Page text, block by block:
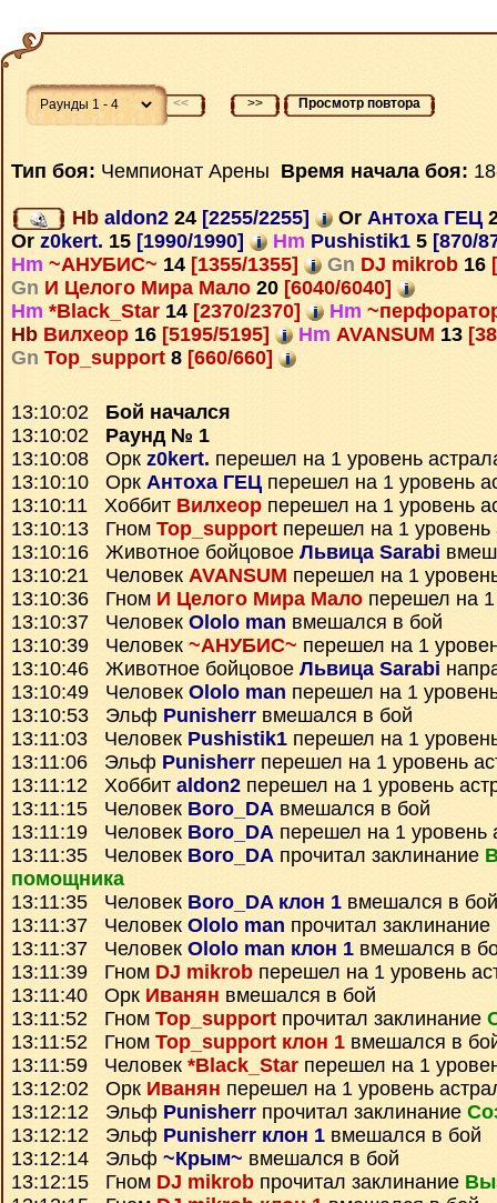
<< >> Просмотр повтора
Тип боя: Чемпионат Арены Время начала боя:
Hb aldon2 24 [2255/2255] Or Антоха ГЕЦ
Or z0kert. 15 [1990/1990] Hm Pushistik1 5 [870/
Hm ~АНУБИС~ 14 [1355/1355] Gn DJ mikrob 16
Gn И Целого Мира Мало 20 [6040/6040]
Hm *Black_Star 14 [2370/2370] Hm
Hb Вилхеор 16 [5195/5195] Hm AVANSUM 13
Gn Top_support 8 [660/660]
13:10:02 Бой начался
13:10:02 Раунд № 1
13:10:08 Орк z0kert. перешел на 1 уровень
13:10:10 Орк Антоха ГЕЦ перешел на 1 уровень
13:10:11 Хоббит Вилхеор перешел на 1 уровень
13:10:13 Гном Top_support перешел на 1 уровень
13:10:16 Животное бойцовое Львица Sarabi
13:10:21 Человек AVANSUM перешел на 1
13:10:36 Гном И Целого Мира Мало перешел на
13:10:37 Человек Ololo man вмешался в бой
13:10:39 Человек ~АНУБИС~ перешел на 1
13:10:46 Животное бойцовое Львица Sarabi
13:10:49 Человек Ololo man перешел на 1
13:10:53 Эльф Punisherr вмешался в бой
13:11:03 Человек Pushistik1 перешел на 1
13:11:06 Эльф Punisherr перешел на 1 уровень
13:11:12 Хоббит aldon2 перешел на 1 уровень
13:11:15 Человек Boro_DA вмешался в бой
13:11:19 Человек Boro_DA перешел на 1 уровень
13:11:35 Человек Boro_DA прочитал заклинание
помощника
13:11:35 Человек Boro_DA клон 1 вмешался в бой
13:11:37 Человек Ololo man прочитал заклинание
13:11:37 Человек Ololo man клон 1 вмешался в
13:11:39 Гном DJ mikrob перешел на 1 уровень
13:11:40 Орк Иванян вмешался в бой
13:11:52 Гном Top_support прочитал заклинание
13:11:52 Гном Top_support клон 1 вмешался в
13:11:59 Человек *Black_Star перешел на 1
13:12:02 Орк Иванян перешел на 1 уровень
13:12:12 Эльф Punisherr прочитал заклинание
13:12:12 Эльф Punisherr клон 1 вмешался в бой
13:12:14 Эльф ~Крым~ вмешался в бой
13:12:15 Гном DJ mikrob прочитал заклинание